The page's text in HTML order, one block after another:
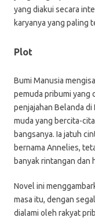
yang diakui secara
karyanya yang paling
Plot
Bumi Manusia
pemuda pribumi yang
penjajahan Belanda
muda yang bercita-
bangsanya. Ia jatuh
bernama Annelies,
banyak rintangan dan
Novel ini
masa itu, dengan
dialami oleh rakyat